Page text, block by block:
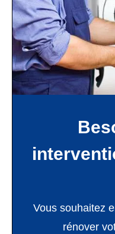
Vous souhaitez
rénover